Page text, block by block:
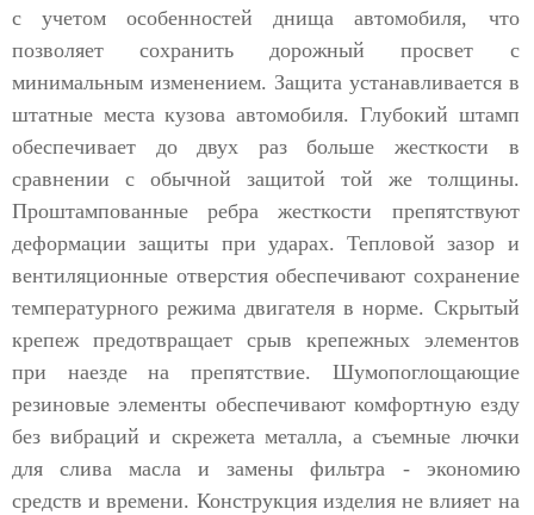
с учетом особенностей днища автомобиля, что
позволяет сохранить дорожный просвет с
минимальным изменением. Защита устанавливается в
штатные места кузова автомобиля. Глубокий штамп
обеспечивает до двух раз больше жесткости в
сравнении с обычной защитой той же толщины.
Проштампованные ребра жесткости препятствуют
деформации защиты при ударах. Тепловой зазор и
вентиляционные отверстия обеспечивают сохранение
температурного режима двигателя в норме. Скрытый
крепеж предотвращает срыв крепежных элементов
при наезде на препятствие. Шумопоглощающие
резиновые элементы обеспечивают комфортную езду
без вибраций и скрежета металла, а съемные лючки
для слива масла и замены фильтра - экономию
средств и времени. Конструкция изделия не влияет на